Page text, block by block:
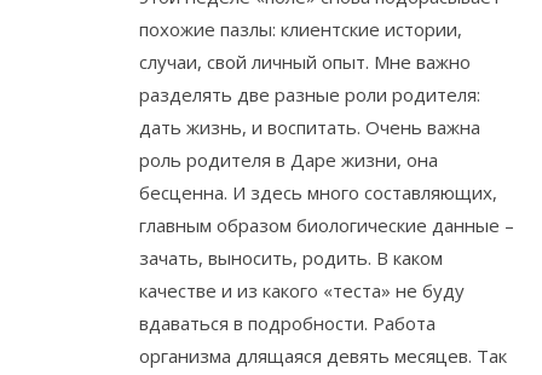
похожие пазлы: клиентские истории,
случаи, свой личный опыт. Мне важно
разделять две разные роли родителя:
дать жизнь, и воспитать. Очень важна
роль родителя в Даре жизни, она
бесценна. И здесь много составляющих,
главным образом биологические данные –
зачать, выносить, родить. В каком
качестве и из какого «теста» не буду
вдаваться в подробности. Работа
организма длящаяся девять месяцев. Так